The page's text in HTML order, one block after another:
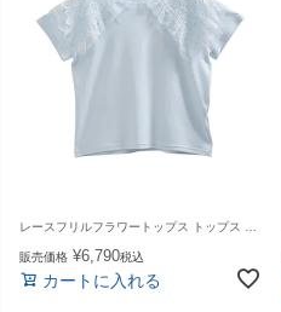
販売価格 ¥6,790税込
カートに入れる